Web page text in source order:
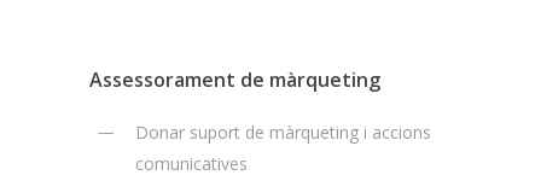
Assessorament de màrqueting
Donar suport de màrqueting i accions
comunicatives